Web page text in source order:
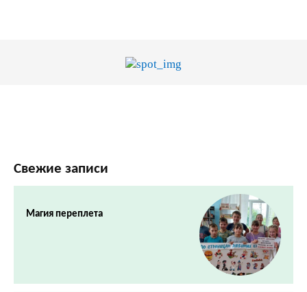
Свежие записи
Магия переплета